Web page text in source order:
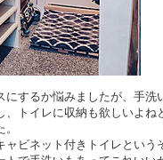
にするか悩みましたが、手洗
、トイレに収納も欲しいよね
ビネット付きトイレという